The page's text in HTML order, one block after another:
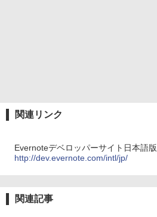
関連リンク
Evernoteデベロッパーサイト日本語版
http://dev.evernote.com/intl/jp/
関連記事